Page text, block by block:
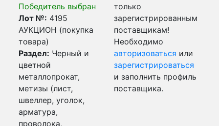
Победитель выбран
Лот №: 4195
АУКЦИОН (покупка
товара)
Раздел: Черный и
цветной
металлопрокат,
метизы (лист,
швеллер, уголок,
арматура,
проволока,
только
зарегистрированным
поставщикам!
Необходимо
авторизоваться или
зарегистрироваться
и заполнить профиль
поставщика.